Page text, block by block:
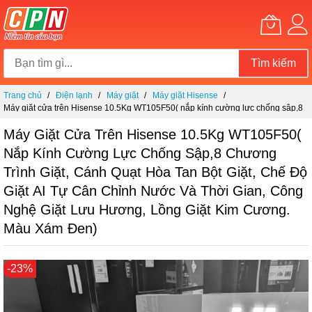
Tìm kiếm
Chuyển
đến
dung
Trang chủ Điện lạnh Máy giặt
Máy giặt Hisense
Máy giặt cửa trên Hisense 10.5Kg WT105F50( nắp kính cường lực chống sập,8
thời gian, công nghệ giặt lưu hương, lồng giặt kim cương. Màu xám đen)
Máy Giặt Cửa Trên Hisense 10.5Kg WT105F50(
Nắp Kính Cường Lực Chống Sập,8 Chương
Trình Giặt, Cánh Quạt Hòa Tan Bột Giặt, Chế Độ
Giặt AI Tự Cân Chỉnh Nước Và Thời Gian, Công
Nghệ Giặt Lưu Hương, Lồng Giặt Kim Cương.
Màu Xám Đen)
Chuyển
đến
-23%